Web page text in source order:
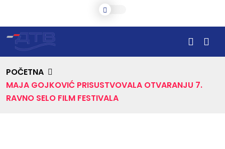
POČETNA
MAJA GOJKOVIĆ PRISUSTVOVALA OTVARANJU 7.
RAVNO SELO FILM FESTIVALA